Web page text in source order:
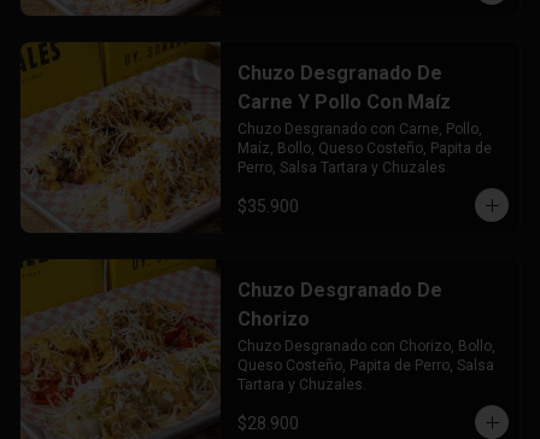
Chuzo Desgranado De
Carne Y Pollo Con Maíz
Chuzo Desgranado con Carne, Pollo,
Maíz, Bollo, Queso Costeño, Papita de
Perro, Salsa Tartara y Chuzales.
$35.900
Chuzo Desgranado De
Chorizo
Chuzo Desgranado con Chorizo, Bollo,
Queso Costeño, Papita de Perro, Salsa
Tartara y Chuzales.
$28.900